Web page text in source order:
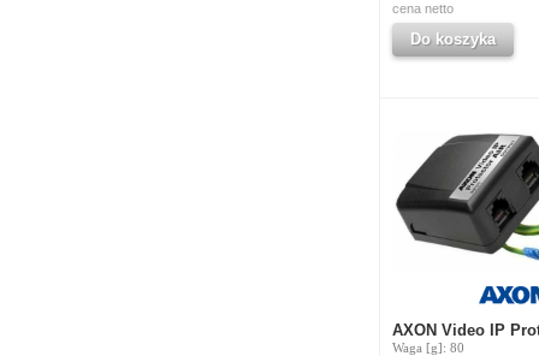
cena netto
Do koszyka
AXON Video IP
Waga [g]: 80